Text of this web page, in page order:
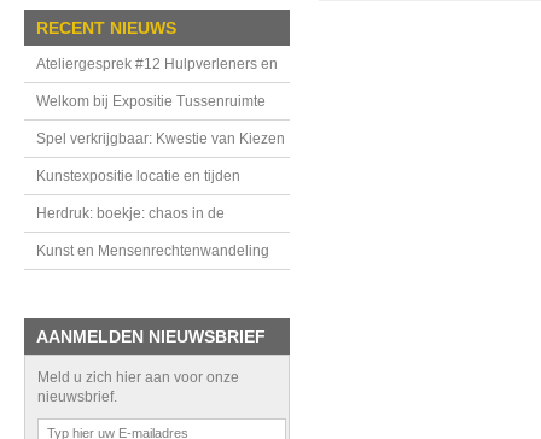
RECENT NIEUWS
Ateliergesprek #12 Hulpverleners en
handhavers in de Tussenruimte
Welkom bij Expositie Tussenruimte
Spel verkrijgbaar: Kwestie van Kiezen
Kunstexpositie locatie en tijden
Herdruk: boekje: chaos in de
bovenkamer
Kunst en Mensenrechtenwandeling
AANMELDEN NIEUWSBRIEF
Meld u zich hier aan voor onze
nieuwsbrief.